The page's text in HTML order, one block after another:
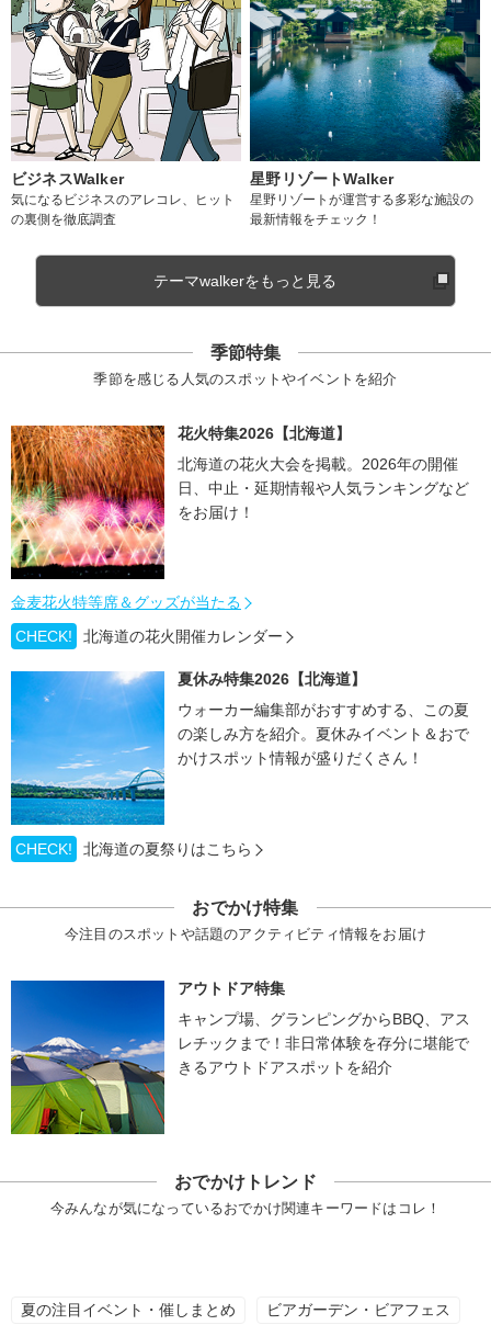
ビジネスWalker
気になるビジネスのアレコレ、ヒット
の裏側を徹底調査
星野リゾートWalker
星野リゾートが運営する多彩な施設の
最新情報をチェック！
テーマwalkerをもっと見る
季節特集
季節を感じる人気のスポットやイベントを紹介
花火特集2026【北海道】
北海道の花火大会を掲載。2026年の開催
日、中止・延期情報や人気ランキングなど
をお届け！
金麦花火特等席＆グッズが当たる
CHECK!
北海道の花火開催カレンダー
夏休み特集2026【北海道】
ウォーカー編集部がおすすめする、この夏
の楽しみ方を紹介。夏休みイベント＆おで
かけスポット情報が盛りだくさん！
CHECK! 北海道の夏祭りはこちら
おでかけ特集
今注目のスポットや話題のアクティビティ情報をお届け
アウトドア特集
キャンプ場、グランピングからBBQ、アス
レチックまで！非日常体験を存分に堪能で
きるアウトドアスポットを紹介
おでかけトレンド
今みんなが気になっているおでかけ関連キーワードはコレ！
夏の注目イベント・催しまとめ ビアガーデン・ビアフェス